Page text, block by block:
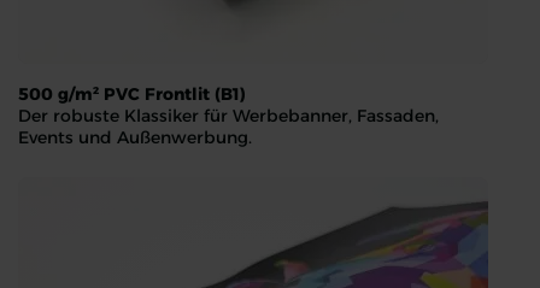
500 g/m² PVC Frontlit (B1)
Der robuste Klassiker für Werbebanner, Fassaden,
Events und Außenwerbung.